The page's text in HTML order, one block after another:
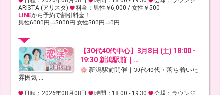
ARISTA (アリスタ)
料金：男性￥6,000 / 女性￥500
LINEから予約で割引料金！
男性6000円⇒5000円 女性500円⇒0円
【30代40代中心】8月8日 (土) 18:00 -
19:30 新潟駅前｜…
新潟駅前開催｜30代40代・落ち着いた
雰囲気 ...
日程：2026年08月08日 時間：18:00 - 19:30
会場：ラウンジ